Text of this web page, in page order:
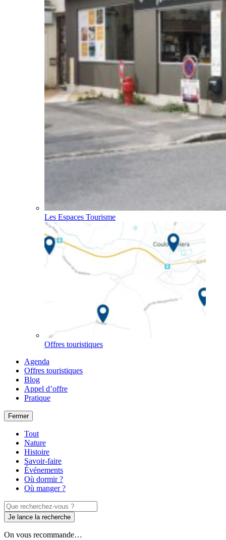
Les Espaces Tourisme
Offres touristiques
Agenda
Offres touristiques
Blog
Appel d’offre
Pratique
Fermer
Tout
Nature
Histoire
Savoir-faire
Événements
Où dormir ?
Où manger ?
Je lance la recherche
On vous recommande…